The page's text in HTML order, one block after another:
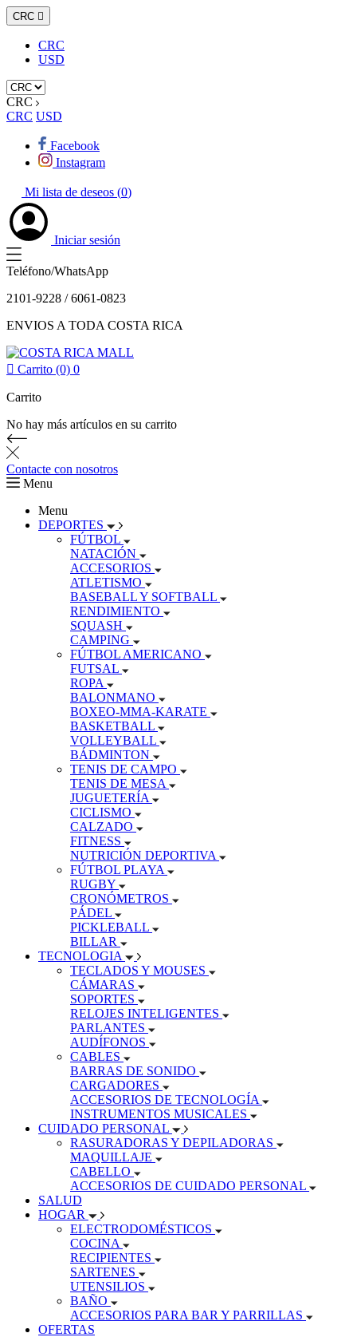
CRC 
CRC
USD
CRC
CRC USD
Facebook
Instagram
Mi lista de deseos (0)
Iniciar sesión
Teléfono/WhatsApp
2101-9228 / 6061-0823
ENVIOS A TODA COSTA RICA
 Carrito (0) 0
Carrito
No hay más artículos en su carrito
Contacte con nosotros
Menu
Menu
DEPORTES
FÚTBOL
NATACIÓN
ACCESORIOS
ATLETISMO
BASEBALL Y SOFTBALL
RENDIMIENTO
SQUASH
CAMPING
FÚTBOL AMERICANO
FUTSAL
ROPA
BALONMANO
BOXEO-MMA-KARATE
BASKETBALL
VOLLEYBALL
BÁDMINTON
TENIS DE CAMPO
TENIS DE MESA
JUGUETERÍA
CICLISMO
CALZADO
FITNESS
NUTRICIÓN DEPORTIVA
FÚTBOL PLAYA
RUGBY
CRONÓMETROS
PÁDEL
PICKLEBALL
BILLAR
TECNOLOGIA
TECLADOS Y MOUSES
CÁMARAS
SOPORTES
RELOJES INTELIGENTES
PARLANTES
AUDÍFONOS
CABLES
BARRAS DE SONIDO
CARGADORES
ACCESORIOS DE TECNOLOGÍA
INSTRUMENTOS MUSICALES
CUIDADO PERSONAL
RASURADORAS Y DEPILADORAS
MAQUILLAJE
CABELLO
ACCESORIOS DE CUIDADO PERSONAL
SALUD
HOGAR
ELECTRODOMÉSTICOS
COCINA
RECIPIENTES
SARTENES
UTENSILIOS
BAÑO
ACCESORIOS PARA BAR Y PARRILLAS
OFERTAS